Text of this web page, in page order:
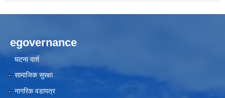
egovernance
घटना दर्ता
सामाजिक सुरक्षा
नागरिक वडापत्र